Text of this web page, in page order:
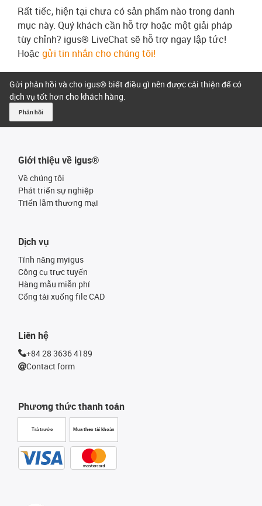
Rất tiếc, hiện tại chưa có sản phẩm nào trong danh
mục này. Quý khách cần hỗ trợ hoặc một giải pháp
tùy chỉnh? igus® LiveChat sẽ hỗ trợ ngay lập tức!
Hoặc gửi tin nhắn cho chúng tôi!
Gửi phản hồi và cho igus® biết điều gì nên được cải thiện để có
dịch vụ tốt hơn cho khách hàng.
Phản hồi
Giới thiệu về igus®
Về chúng tôi
Phát triển sự nghiệp
Triển lãm thương mại
Phương thức thanh toán
Trả trước Mua theo tài khoản
Dịch vụ
Tính năng myigus
Công cụ trực tuyến
Hàng mẫu miễn phí
Cổng tải xuống file CAD
Liên hệ
+84 28 3636 4189
Contact form